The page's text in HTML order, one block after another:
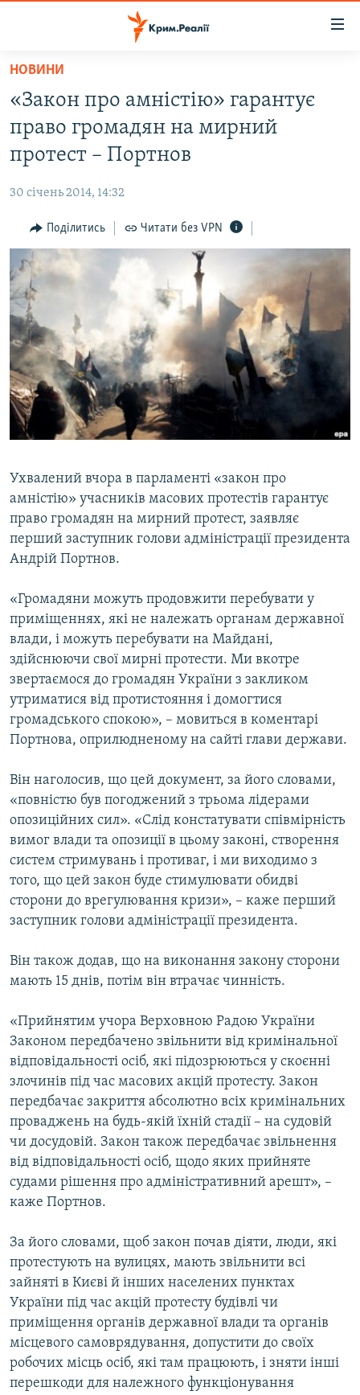
Перейти
основного
матеріалу
Перейти
до
основної
Перейти
до
пошуку
ВІДЕО ТА ФОТО
БЛОГИ
ПОГЛЯД
ІНТЕРВ'Ю
ВСЕ ЗА ДЕНЬ
СПЕЦПРОЕКТИ
ДЕПОРТАЦІЯ
ВІДЕОУРОКИ «ELIFBE»
СВІДЧЕННЯ ОКУПАЦІЇ
УКРАЇНСЬКА ПРОБЛЕМА КРИМУ
ЯК ОБІЙТИ БЛОКУВАННЯ
Русский
Qırımtatar
Усі сайти RFE/RL
НОВИНИ
«Закон про амністію» гарантує
право громадян на мирний
протест – Портнов
30 січень 2014, 14:32
Поділитись Читати без VPN
Ухвалений вчора в парламенті «закон про
амністію» учасників масових протестів гарантує
право громадян на мирний протест, заявляє
перший заступник голови адміністрації президента
Андрій Портнов.
«Громадяни можуть продовжити перебувати у
приміщеннях, які не належать органам державної
влади, і можуть перебувати на Майдані,
здійснюючи свої мирні протести. Ми вкотре
звертаємося до громадян України з закликом
утриматися від протистояння і домогтися
громадського спокою», – мовиться в коментарі
Портнова, оприлюдненому на сайті глави держави.
Він наголосив, що цей документ, за його словами,
«повністю був погоджений з трьома лідерами
опозиційних сил». «Слід констатувати співмірність
вимог влади та опозиції в цьому законі, створення
систем стримувань і противаг, і ми виходимо з
того, що цей закон буде стимулювати обидві
сторони до врегулювання кризи», – каже перший
заступник голови адміністрації президента.
Він також додав, що на виконання закону сторони
мають 15 днів, потім він втрачає чинність.
«Прийнятим учора Верховною Радою України
Законом передбачено звільнити від кримінальної
відповідальності осіб, які підозрюються у скоєнні
злочинів під час масових акцій протесту. Закон
передбачає закриття абсолютно всіх кримінальних
проваджень на будь-якій їхній стадії – на судовій
чи досудовій. Закон також передбачає звільнення
від відповідальності осіб, щодо яких прийняте
судами рішення про адміністративний арешт», –
каже Портнов.
За його словами, щоб закон почав діяти, люди, які
протестують на вулицях, мають звільнити всі
зайняті в Києві й інших населених пунктах
України під час акцій протесту будівлі чи
приміщення органів державної влади та органів
місцевого самоврядування, допустити до своїх
робочих місць осіб, які там працюють, і зняти інші
перешкоди для належного функціонування